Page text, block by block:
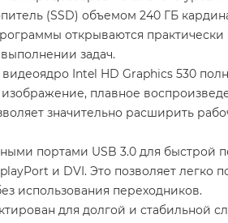
(SSD) объемом 240 ГБ
открываются
задач.
Intel HD Graphics 530
плавное
значительно расширить
портами USB 3.0 для быстрой
и DVI. Это позволяет легко
использования переходников.
для долгой и стабильной